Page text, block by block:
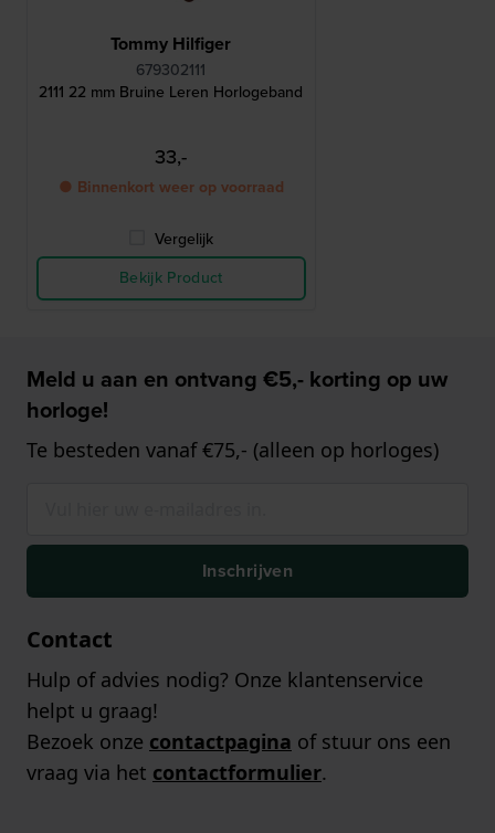
Tommy Hilfiger
679302111
2111 22 mm Bruine Leren Horlogeband
33,-
● Binnenkort weer op voorraad
Vergelijk
Bekijk Product
Meld u aan en ontvang €5,- korting op uw
horloge!
Te besteden vanaf €75,- (alleen op horloges)
Inschrijven
Contact
Hulp of advies nodig? Onze klantenservice
helpt u graag!
Bezoek onze contactpagina of stuur ons een
vraag via het contactformulier.